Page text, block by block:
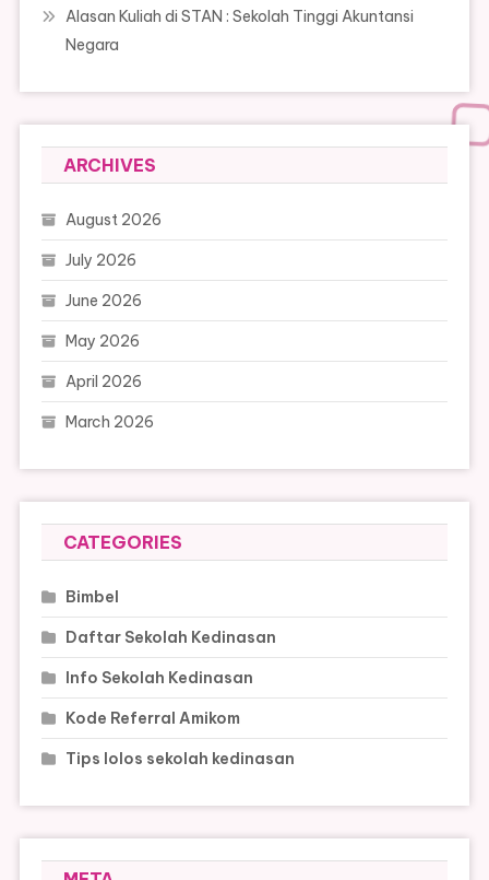
Alasan Kuliah di STAN : Sekolah Tinggi Akuntansi
Negara
ARCHIVES
August 2026
July 2026
June 2026
May 2026
April 2026
March 2026
CATEGORIES
Bimbel
Daftar Sekolah Kedinasan
Info Sekolah Kedinasan
Kode Referral Amikom
Tips lolos sekolah kedinasan